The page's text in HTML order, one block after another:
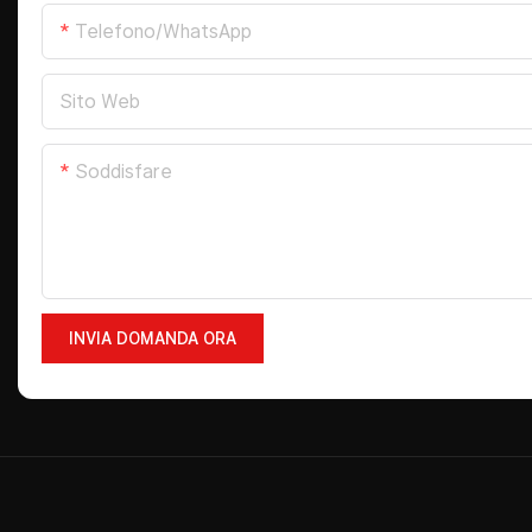
Telefono/WhatsApp
Sito Web
Soddisfare
INVIA DOMANDA ORA